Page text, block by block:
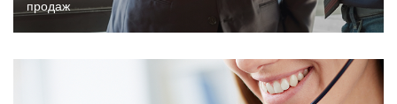
продаж